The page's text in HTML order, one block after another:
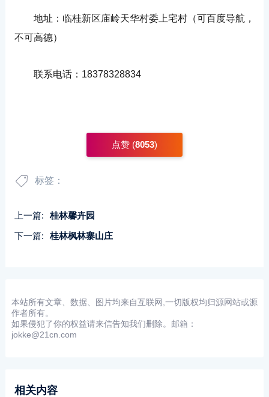
地址： 临桂新区庙岭天华村委上宅村（可百度导航，
不可高德）
联系电话： 18378328834
点赞 (8053)
标签：
上一篇:
桂林馨卉园
下一篇:
桂林枫林寨山庄
本站所有文章、数据、图片均来自互联网,一切版权均归源网站或源
作者所有。
如果侵犯了你的权益请来信告知我们删除。邮箱：
jokke@21cn.com
相关内容